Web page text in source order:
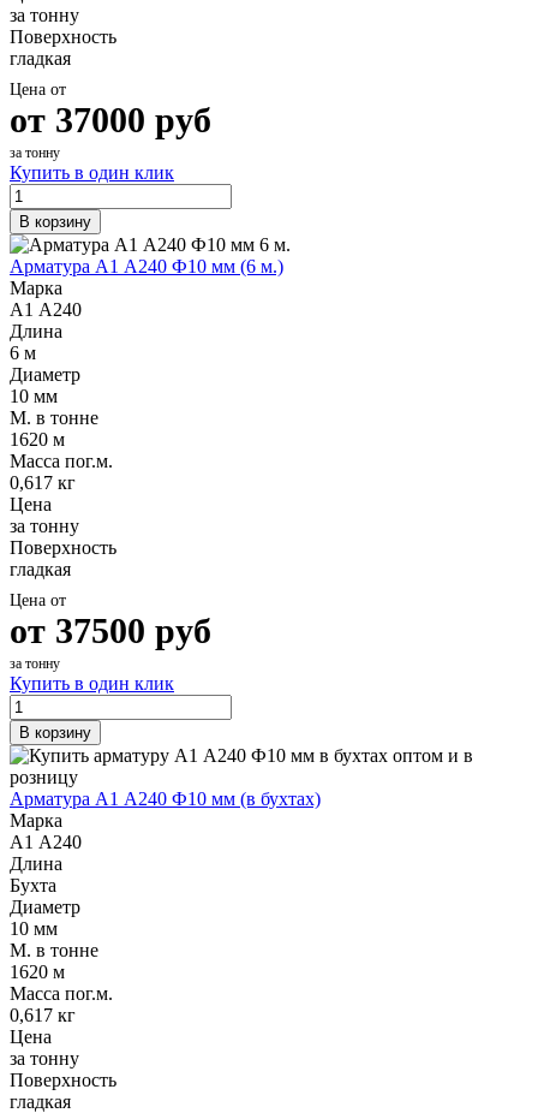
за тонну
Поверхность
гладкая
Цена от
от 37000 руб
за тонну
Купить в один клик
В корзину
Арматура А1 А240 Ф10 мм (6 м.)
Марка
А1 А240
Длина
6 м
Диаметр
10 мм
М. в тонне
1620 м
Масса пог.м.
0,617 кг
Цена
за тонну
Поверхность
гладкая
Цена от
от 37500 руб
за тонну
Купить в один клик
В корзину
Арматура А1 А240 Ф10 мм (в бухтах)
Марка
А1 А240
Длина
Бухта
Диаметр
10 мм
М. в тонне
1620 м
Масса пог.м.
0,617 кг
Цена
за тонну
Поверхность
гладкая